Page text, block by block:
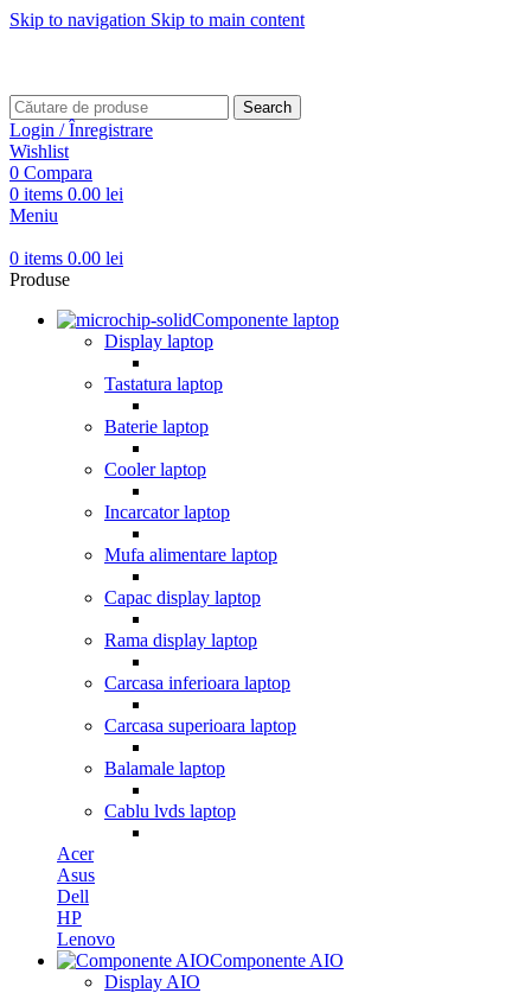
Skip to navigation Skip to main content
Search
Login / Înregistrare
Wishlist
0 Compara
0 items 0.00 lei
Meniu
0 items 0.00 lei
Produse
Componente laptop
Display laptop
Tastatura laptop
Baterie laptop
Cooler laptop
Incarcator laptop
Mufa alimentare laptop
Capac display laptop
Rama display laptop
Carcasa inferioara laptop
Carcasa superioara laptop
Balamale laptop
Cablu lvds laptop
Acer
Asus
Dell
HP
Lenovo
Componente AIO
Display AIO